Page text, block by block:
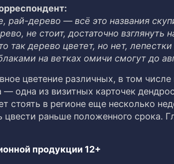
рай-дерево — всё это названия
не стоит, достаточно взглянуть
так дерево цветет, но нет,
на ветках омичи смогут до
цветение различных, в том
— одна из визитных карточек
стоять в регионе еще несколько
цвести раньше положенного срока.
продукции 12+